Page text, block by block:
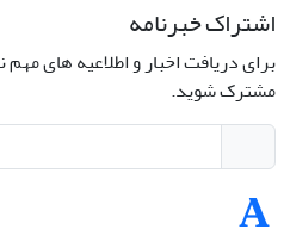
اشتراک خبرنامه
برای دریافت اخبار و اطلاعیه های
مشترک شوید.